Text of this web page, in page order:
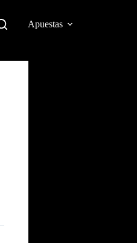
Apuestas